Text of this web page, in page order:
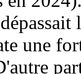
une